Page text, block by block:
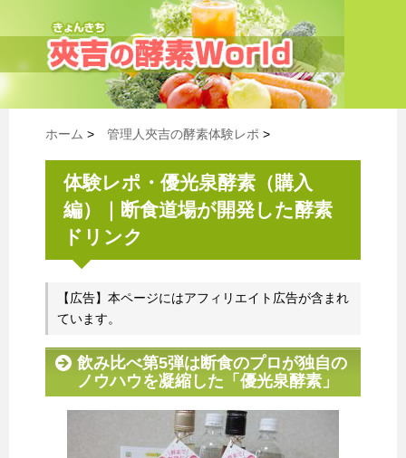
ホーム > 管理人夾吉の酵素体験レポ >
体験レポ・優光泉酵素（購入
編）｜断食道場が開発した酵素
ドリンク
【広告】本ページにはアフィリエイト広告が含まれ
ています。
飲み比べ第5弾は断食のプロが独自の
ノウハウを凝縮した「優光泉酵素」